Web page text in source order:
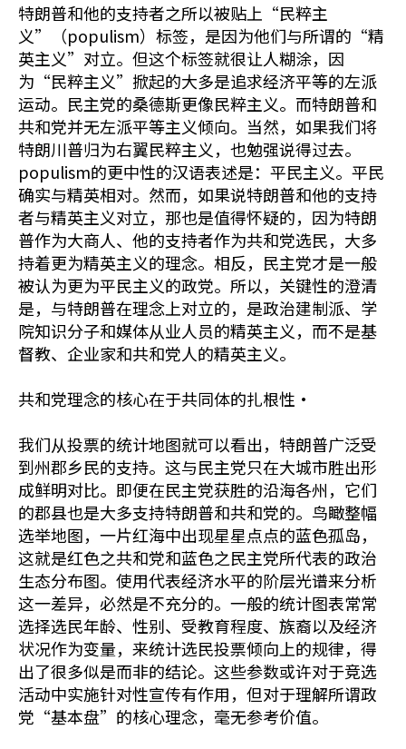
特朗普和他的支持者之所以被贴上“民粹主
义”（populism）标签，是因为他们与所谓的“精
英主义”对立。但这个标签就很让人糊涂，因
为“民粹主义”掀起的大多是追求经济平等的左派
运动。民主党的桑德斯更像民粹主义。而特朗普和
共和党并无左派平等主义倾向。当然，如果我们将
特朗川普归为右翼民粹主义，也勉强说得过去。
populism的更中性的汉语表述是：平民主义。平民
确实与精英相对。然而，如果说特朗普和他的支持
者与精英主义对立，那也是值得怀疑的，因为特朗
普作为大商人、他的支持者作为共和党选民，大多
持着更为精英主义的理念。相反，民主党才是一般
被认为更为平民主义的政党。所以，关键性的澄清
是，与特朗普在理念上对立的，是政治建制派、学
院知识分子和媒体从业人员的精英主义，而不是基
督教、企业家和共和党人的精英主义。
共和党理念的核心在于共同体的扎根性·
我们从投票的统计地图就可以看出，特朗普广泛受
到州郡乡民的支持。这与民主党只在大城市胜出形
成鲜明对比。即便在民主党获胜的沿海各州，它们
的郡县也是大多支持特朗普和共和党的。鸟瞰整幅
选举地图，一片红海中出现星星点点的蓝色孤岛，
这就是红色之共和党和蓝色之民主党所代表的政治
生态分布图。使用代表经济水平的阶层光谱来分析
这一差异，必然是不充分的。一般的统计图表常常
选择选民年龄、性别、受教育程度、族裔以及经济
状况作为变量，来统计选民投票倾向上的规律，得
出了很多似是而非的结论。这些参数或许对于竞选
活动中实施针对性宣传有作用，但对于理解所谓政
党“基本盘”的核心理念，毫无参考价值。